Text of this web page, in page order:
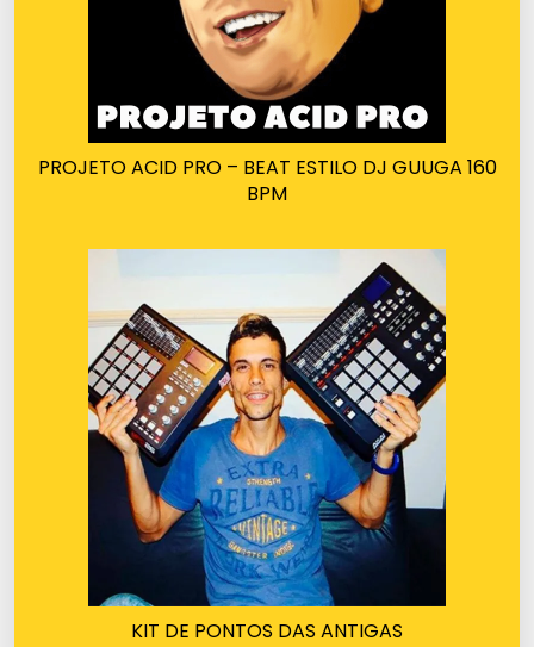
PROJETO ACID PRO – BEAT ESTILO DJ GUUGA 160
BPM
KIT DE PONTOS DAS ANTIGAS